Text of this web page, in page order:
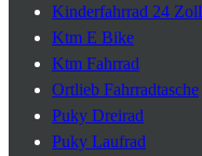
Kinderfahrrad 24 Zoll
Ktm E Bike
Ktm Fahrrad
Ortlieb Fahrradtasche
Puky Dreirad
Puky Laufrad